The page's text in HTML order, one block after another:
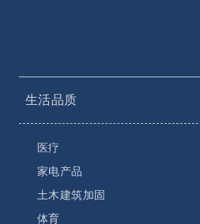
生活品质
医疗
家电产品
土木建筑加固
体育